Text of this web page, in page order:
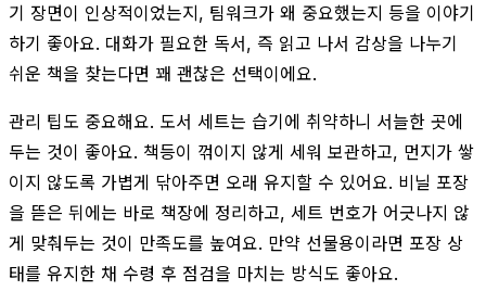
기 장면이 인상적이었는지, 팀워크가 왜 중요했는지 등을 이야기
하기 좋아요. 대화가 필요한 독서, 즉 읽고 나서 감상을 나누기
쉬운 책을 찾는다면 꽤 괜찮은 선택이에요.
관리 팁도 중요해요. 도서 세트는 습기에 취약하니 서늘한 곳에
두는 것이 좋아요. 책등이 꺾이지 않게 세워 보관하고, 먼지가 쌓
이지 않도록 가볍게 닦아주면 오래 유지할 수 있어요. 비닐 포장
을 뜯은 뒤에는 바로 책장에 정리하고, 세트 번호가 어긋나지 않
게 맞춰두는 것이 만족도를 높여요. 만약 선물용이라면 포장 상
태를 유지한 채 수령 후 점검을 마치는 방식도 좋아요.